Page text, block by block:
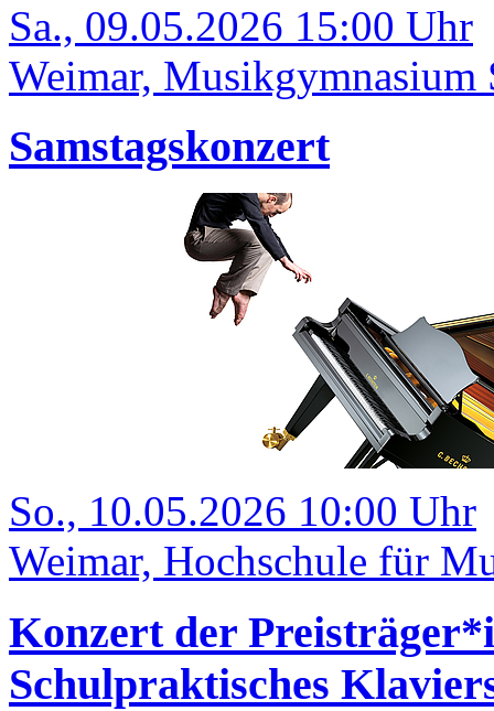
Sa., 09.05.2026 15:00 Uhr
Weimar, Musikgymnasium
Samstagskonzert
So., 10.05.2026 10:00 Uhr
Weimar, Hochschule für
Konzert der
Schulpraktisches